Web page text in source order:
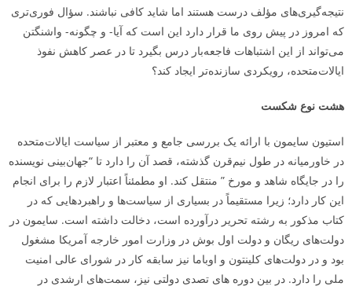
نتیجه‌گیری‌ها­ی مؤلف درست هستند اما شاید کافی نباشند. سؤال فوری‌تری
که امروز در پیش روی ما قرار دارد این است که آیا- و چگونه- واشنگتن
می‌تواند از این اشتباهات فاجعه‌بار درس بگیرد تا در عصر کاهش نفوذ
ایالات‌متحده، رویکردی سازنده‌تر ایجاد کند؟
هشت نوع شکست
استیون سایمون با ارائه یک بررسی جامع و معتبر از سیاست ایالات‌متحده
در خاورمیانه در طول نیم‌قرن گذشته، قصد آن را دارد تا “جهان‌بینی نویسنده
را در جایگاه شاهد و مورخ ” منتقل کند. او مطمئناً اعتبار لازم را برای انجام
این کار دارد؛ زیرا مستقیماً در بسیاری از سیاست‌ها و راهبردهایی که در
کتاب مذکور به رشته تحریر درآورده است، دخالت داشته است. سایمون در
دولت‌های ریگان و دولت اول بوش در وزارت امور خارجه آمریکا مشغول
بود و در دولت‌های کلینتون و اوباما نیز سابقه کار در شورای عالی امنیت
ملی را دارد. در بین دوره­ های تصدی دولتی نیز، سمت‌های ارشدی در